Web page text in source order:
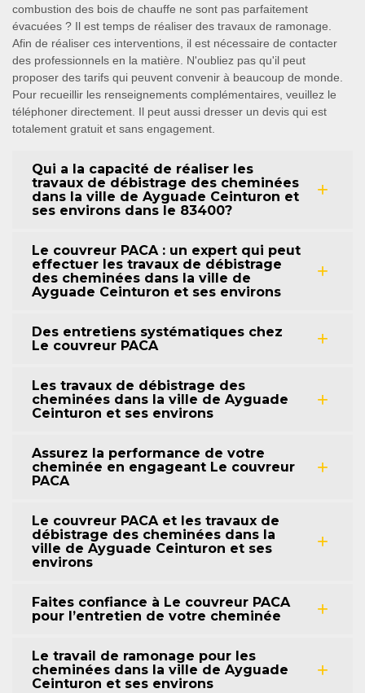
combustion des bois de chauffe ne sont pas parfaitement
évacuées ? Il est temps de réaliser des travaux de ramonage.
Afin de réaliser ces interventions, il est nécessaire de contacter
des professionnels en la matière. N'oubliez pas qu'il peut
proposer des tarifs qui peuvent convenir à beaucoup de monde.
Pour recueillir les renseignements complémentaires, veuillez le
téléphoner directement. Il peut aussi dresser un devis qui est
totalement gratuit et sans engagement.
Qui a la capacité de réaliser les
travaux de débistrage des cheminées
dans la ville de Ayguade Ceinturon et
ses environs dans le 83400?
Le couvreur PACA : un expert qui peut
effectuer les travaux de débistrage
des cheminées dans la ville de
Ayguade Ceinturon et ses environs
Des entretiens systématiques chez
Le couvreur PACA
Les travaux de débistrage des
cheminées dans la ville de Ayguade
Ceinturon et ses environs
Assurez la performance de votre
cheminée en engageant Le couvreur
PACA
Le couvreur PACA et les travaux de
débistrage des cheminées dans la
ville de Ayguade Ceinturon et ses
environs
Faites confiance à Le couvreur PACA
pour l’entretien de votre cheminée
Le travail de ramonage pour les
cheminées dans la ville de Ayguade
Ceinturon et ses environs